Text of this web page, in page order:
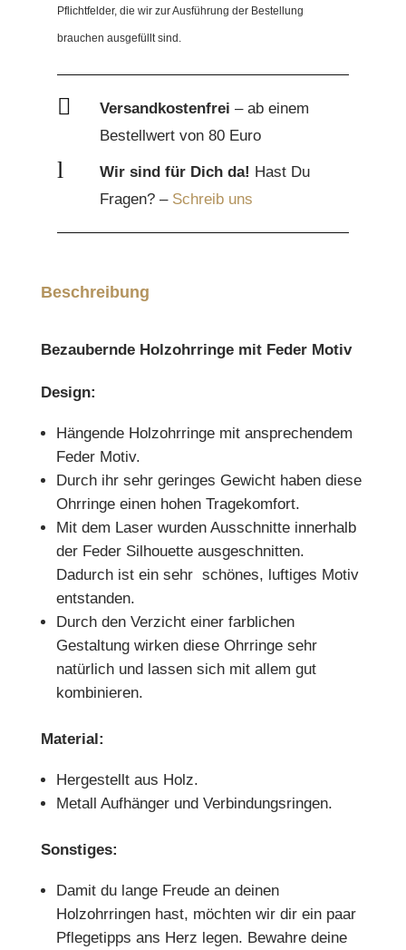
Menge
Pflichtfelder, die wir zur Ausführung der Bestellung
brauchen ausgefüllt sind.
 Versandkostenfrei – ab einem
Bestellwert von 80 Euro
l Wir sind für Dich da! Hast Du
Fragen? – Schreib uns
Beschreibung
Bezaubernde Holzohrringe mit Feder Motiv
Design:
Hängende Holzohrringe mit ansprechendem
Feder Motiv.
Durch ihr sehr geringes Gewicht haben diese
Ohrringe einen hohen Tragekomfort.
Mit dem Laser wurden Ausschnitte innerhalb
der Feder Silhouette ausgeschnitten.
Dadurch ist ein sehr schönes, luftiges Motiv
entstanden.
Durch den Verzicht einer farblichen
Gestaltung wirken diese Ohrringe sehr
natürlich und lassen sich mit allem gut
kombinieren.
Material:
Hergestellt aus Holz.
Metall Aufhänger und Verbindungsringen.
Sonstiges:
Damit du lange Freude an deinen
Holzohrringen hast, möchten wir dir ein paar
Pflegetipps ans Herz legen. Bewahre deine